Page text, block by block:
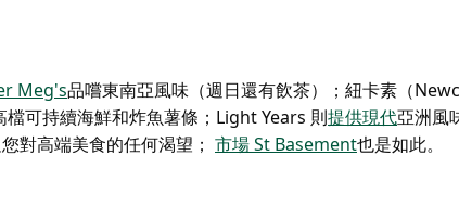
Meg's品嚐東南亞風味（週日還有飲茶）；紐卡素（
可持續海鮮和炸魚薯條；Light Years 則提供現代亞洲風
對高端美食的任何渴望； 市場 St Basement也是如此。